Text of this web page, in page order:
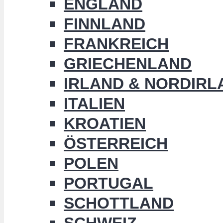
ENGLAND
FINNLAND
FRANKREICH
GRIECHENLAND
IRLAND &
ITALIEN
KROATIEN
ÖSTERREICH
POLEN
PORTUGAL
SCHOTTLAND